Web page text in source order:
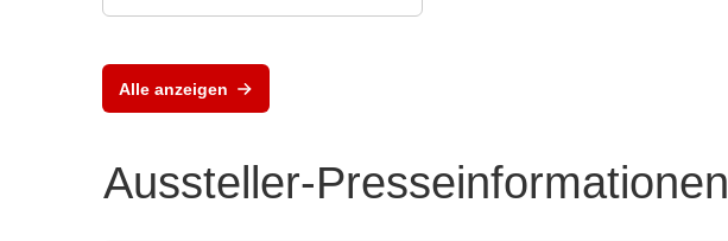
Silikonschaltmatten nach
Maß
Alle anzeigen
Aussteller-Presseinformationen